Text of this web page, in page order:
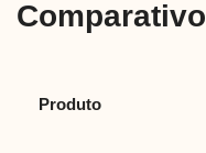
Comparativo
Produto